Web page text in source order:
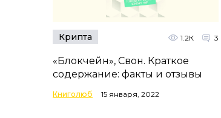
Крипта 1.2К 3
«Блокчейн», Свон. Краткое
содержание: факты и отзывы
Книголюб 15 января, 2022